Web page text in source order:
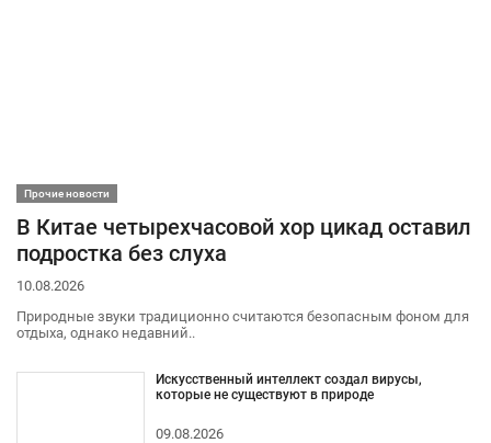
Прочие новости
В Китае четырехчасовой хор цикад оставил
подростка без слуха
10.08.2026
Природные звуки традиционно считаются безопасным фоном для
отдыха, однако недавний..
Искусственный интеллект создал вирусы,
которые не существуют в природе
09.08.2026